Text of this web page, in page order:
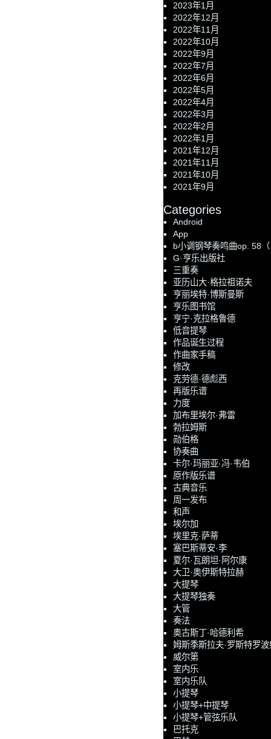
2023年1月
2022年12月
2022年11月
2022年10月
2022年9月
2022年7月
2022年6月
2022年5月
2022年4月
2022年3月
2022年2月
2022年1月
2021年12月
2021年11月
2021年10月
2021年9月
Categories
Android
App
b小调钢琴奏鸣曲op. 58
G·亨乐出版社
三重奏
亚历山大·格拉祖诺夫
亨丽埃特·博斯曼斯
亨乐图书馆
亨宁·克拉格鲁德
低音提琴
作品诞生过程
作曲家手稿
修改
克劳德·德彪西
再版乐谱
力度
加布里埃尔·弗雷
勃拉姆斯
勋伯格
协奏曲
卡尔·玛丽亚·冯·韦伯
原作版乐谱
古典音乐
周一发布
和声
埃尔加
埃里克·萨蒂
塞巴斯蒂安·李
夏尔·瓦朗坦·阿尔康
大卫·奥伊斯特拉赫
大提琴
大提琴独奏
大管
奏法
奥古斯丁·哈德利希
姆斯季斯拉夫·罗斯特罗波
威尔第
室内乐
室内乐队
小提琴
小提琴+中提琴
小提琴+管弦乐队
巴托克